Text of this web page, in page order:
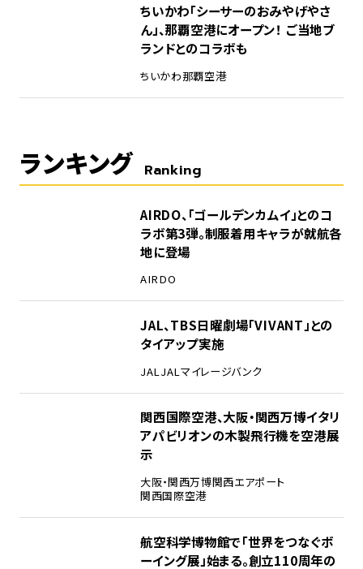
ちいかわ「シーサーのおみやげやさ
ん」、那覇空港にオープン！ ご当地ブ
ランドとのコラボも
ちいかわ那覇空港
ランキング Ranking
AIRDO、「ゴールデンカムイ」とのコ
ラボ第3弾。制服着用キャラが就航各
地に登場
AIRDO
JAL、TBS日曜劇場「VIVANT」との
タイアップ実施
JAL JALマイレージバンク
関西国際空港、大阪・関西万博イタリ
アパビリオンの木製飛行機を空港展
示
大阪・関西万博関西エアポート
関西国際空港
航空科学博物館で「世界をつなぐボ
ーイング展」始まる。創立110周年の